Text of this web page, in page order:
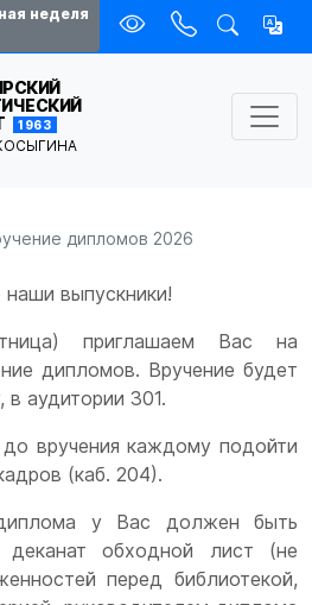
неделя
1963
дипломов 2026
выпускники!
приглашаем Вас на
дипломов. Вручение будет
в аудитории 301.
вручения каждому подойти
(каб. 204).
у Вас должен быть
обходной лист (не
перед библиотекой,